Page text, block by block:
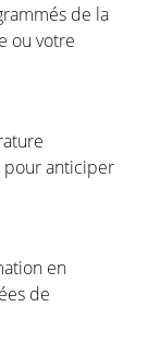
de la
ou votre
pouranticiper
en
de